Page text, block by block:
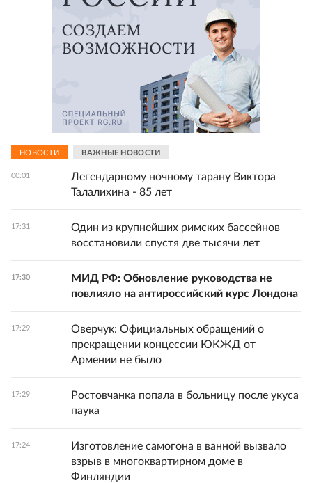
НОВОСТИ ВАЖНЫЕ НОВОСТИ
00:01
Легендарному ночному тарану Виктора
Талалихина - 85 лет
17:31
Один из крупнейших римских бассейнов
восстановили спустя две тысячи лет
17:30
МИД РФ: Обновление руководства не
повлияло на антироссийский курс Лондона
17:29
Оверчук: Официальных обращений о
прекращении концессии ЮКЖД от
Армении не было
17:29
Ростовчанка попала в больницу после укуса
паука
17:24
Изготовление самогона в ванной вызвало
взрыв в многоквартирном доме в
Финляндии